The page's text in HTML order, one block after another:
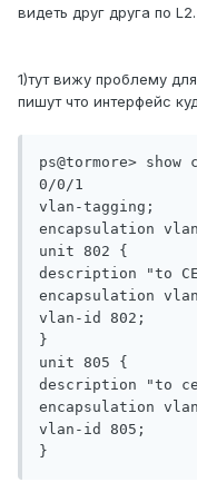
видеть друг друга по L2.
1)тут вижу проблему
пишут что интерфейс
ps@tormore>
0/0/1
vlan-tagging;
encapsulation
unit 802 {
description "to
encapsulation
vlan-id 802;
}
unit 805 {
description "to
encapsulation
vlan-id 805;
}